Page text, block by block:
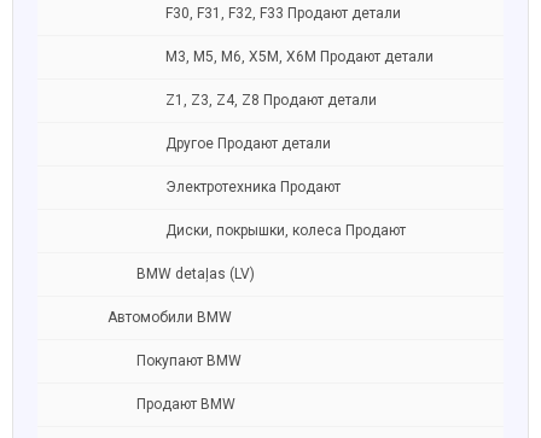
F30, F31, F32, F33 Продают детали
M3, M5, M6, X5M, X6M Продают детали
Z1, Z3, Z4, Z8 Продают детали
Другое Продают детали
Электротехника Продают
Диски, покрышки, колеса Продают
BMW detaļas (LV)
Автомобили BMW
Покупают BMW
Продают BMW